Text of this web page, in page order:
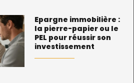
Epargne immobilière :
la pierre-papier ou le
PEL pour réussir son
investissement